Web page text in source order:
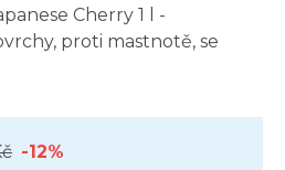
Cherry 1 l -
proti mastnotě, se
-12%